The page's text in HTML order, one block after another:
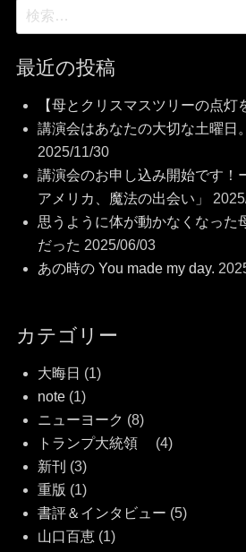
検
索:
最近の投稿
【母とクリスマスツリーの点灯
講演会はあなたの大切な土曜日
2025/11/30
講演会のお申し込み開始です！
アメリカ、魔法の出会い」
思うように体が動かなくなった
だった 2025/06/03
あの時の You made my day.
カテゴリー
大晦日 (1)
note(1)
ニューヨーク (8)
トランプ大統領
(4)
新刊 (3)
重版 (1)
書評＆インタビュー (5)
山口百恵(1)